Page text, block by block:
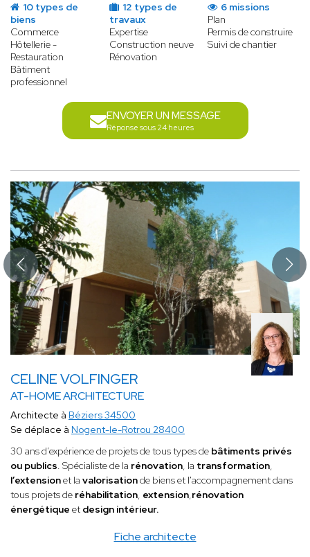
10 types de
biens
Commerce
Hôtellerie -
Restauration
Bâtiment
professionnel
12 types de
travaux
Expertise
Construction neuve
Rénovation
6 missions
Plan
Permis de construire
Suivi de chantier
ENVOYER UN MESSAGE
Réponse sous 24 heures
CELINE VOLFINGER
AT-HOME ARCHITECTURE
Fiche architecte
Architecte à Béziers 34500
Se déplace à Nogent-le-Rotrou 28400
30 ans d’expérience de projets de tous types de bâtiments privés
ou publics. Spécialiste de la rénovation, la transformation,
l’extensionet la valorisationde biens et l'accompagnement dans
tous projets de réhabilitation, extension,rénovation
énergétique et design intérieur.